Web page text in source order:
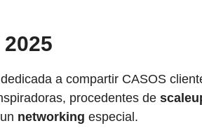
a compartir CASOS
procedentes de
networking especial.